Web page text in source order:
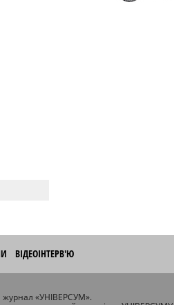
ВІДЕОІНТЕРВ'Ю
журнал «УНІВЕРСУМ».